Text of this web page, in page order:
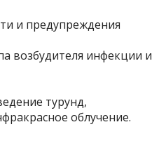
и предупреждения
возбудителя инфекции и
турунд,
облучение.